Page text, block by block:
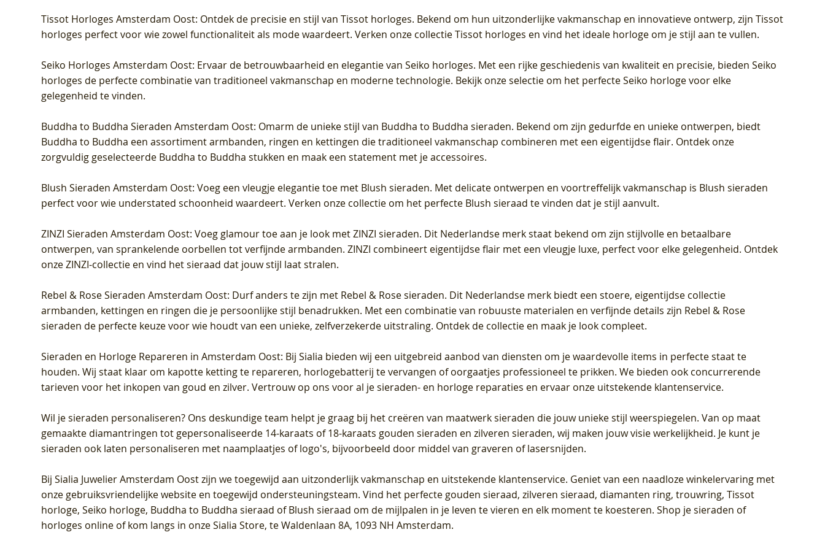
Tissot Horloges Amsterdam Oost: Ontdek de precisie en stijl van Tissot horloges. Bekend om hun uitzonderlijke vakmanschap en innovatieve ontwerp, zijn Tissot
horloges perfect voor wie zowel functionaliteit als mode waardeert. Verken onze collectie Tissot horloges en vind het ideale horloge om je stijl aan te vullen.
Seiko Horloges Amsterdam Oost: Ervaar de betrouwbaarheid en elegantie van Seiko horloges. Met een rijke geschiedenis van kwaliteit en precisie, bieden Seiko
horloges de perfecte combinatie van traditioneel vakmanschap en moderne technologie. Bekijk onze selectie om het perfecte Seiko horloge voor elke
gelegenheid te vinden.
Buddha to Buddha Sieraden Amsterdam Oost: Omarm de unieke stijl van Buddha to Buddha sieraden. Bekend om zijn gedurfde en unieke ontwerpen, biedt
Buddha to Buddha een assortiment armbanden, ringen en kettingen die traditioneel vakmanschap combineren met een eigentijdse flair. Ontdek onze
zorgvuldig geselecteerde Buddha to Buddha stukken en maak een statement met je accessoires.
Blush Sieraden Amsterdam Oost: Voeg een vleugje elegantie toe met Blush sieraden. Met delicate ontwerpen en voortreffelijk vakmanschap is Blush sieraden
perfect voor wie understated schoonheid waardeert. Verken onze collectie om het perfecte Blush sieraad te vinden dat je stijl aanvult.
ZINZI Sieraden Amsterdam Oost: Voeg glamour toe aan je look met ZINZI sieraden. Dit Nederlandse merk staat bekend om zijn stijlvolle en betaalbare
ontwerpen, van sprankelende oorbellen tot verfijnde armbanden. ZINZI combineert eigentijdse flair met een vleugje luxe, perfect voor elke gelegenheid. Ontdek
onze ZINZI-collectie en vind het sieraad dat jouw stijl laat stralen.
Rebel & Rose Sieraden Amsterdam Oost: Durf anders te zijn met Rebel & Rose sieraden. Dit Nederlandse merk biedt een stoere, eigentijdse collectie
armbanden, kettingen en ringen die je persoonlijke stijl benadrukken. Met een combinatie van robuuste materialen en verfijnde details zijn Rebel & Rose
sieraden de perfecte keuze voor wie houdt van een unieke, zelfverzekerde uitstraling. Ontdek de collectie en maak je look compleet.
Sieraden en Horloge Repareren in Amsterdam Oost: Bij Sialia bieden wij een uitgebreid aanbod van diensten om je waardevolle items in perfecte staat te
houden. Wij staat klaar om kapotte ketting te repareren, horlogebatterij te vervangen of oorgaatjes professioneel te prikken. We bieden ook concurrerende
tarieven voor het inkopen van goud en zilver. Vertrouw op ons voor al je sieraden- en horloge reparaties en ervaar onze uitstekende klantenservice.
Wil je sieraden personaliseren? Ons deskundige team helpt je graag bij het creëren van maatwerk sieraden die jouw unieke stijl weerspiegelen. Van op maat
gemaakte diamantringen tot gepersonaliseerde 14-karaats of 18-karaats gouden sieraden en zilveren sieraden, wij maken jouw visie werkelijkheid. Je kunt je
sieraden ook laten personaliseren met naamplaatjes of logo's, bijvoorbeeld door middel van graveren of lasersnijden.
BijSialia Juwelier Amsterdam Oostzijn we toegewijd aan uitzonderlijk vakmanschap en uitstekende klantenservice. Geniet van een naadloze winkelervaring met
onze gebruiksvriendelijke website en toegewijd ondersteuningsteam. Vind het perfecte gouden sieraad, zilveren sieraad, diamanten ring, trouwring, Tissot
horloge, Seiko horloge, Buddha to Buddha sieraad of Blush sieraad om de mijlpalen in je leven te vieren en elk moment te koesteren. Shop je sieraden of
horloges online of kom langs in onze Sialia Store, te Waldenlaan 8A, 1093 NH Amsterdam.